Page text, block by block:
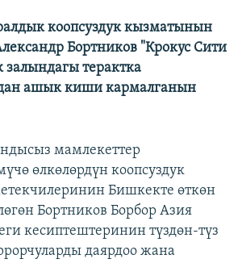
коопсуздук кызматынын
Бортников "Крокус Сити
залындагы терактка
ашык киши кармалганын
мамлекеттер
өлкөлөрдүн коопсуздук
Бишкекте өткөн
Бортников Борбор Азия
кесиптештеринин түздөн-түз
даярдоо жана